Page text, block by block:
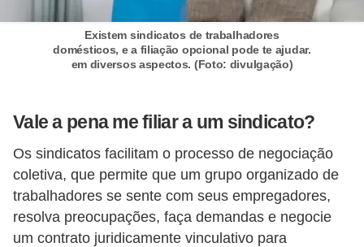
Existem sindicatos de trabalhadores
domésticos, e a filiação opcional pode te ajudar.
em diversos aspectos. (Foto: divulgação)
Vale a pena me filiar a um sindicato?
Os sindicatos facilitam o processo de negociação
coletiva, que permite que um grupo organizado de
trabalhadores se sente com seus empregadores,
resolva preocupações, faça demandas e negocie
um contrato juridicamente vinculativo para
a
b
a
l
h